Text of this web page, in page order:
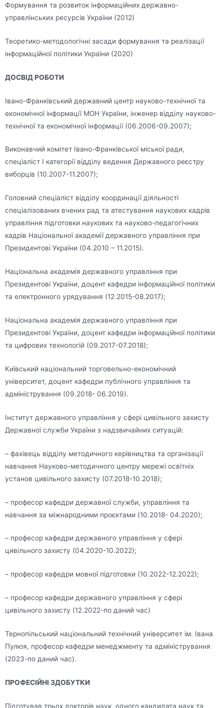
Формування та розвиток інформаційних державно-
управлінських ресурсів України (2012)
Теоретико-методологічні засади формування та реалізації
інформаційної політики України (2020)
ДОСВІД РОБОТИ
Івано-Франківський державний центр науково-технічної та
економічної інформації МОН України, інженер відділу науково-
технічної та економічної інформації (06.2006-09.2007);
Виконавчий комітет Івано-Франківської міської ради,
спеціаліст І категорії відділу ведення Державного реєстру
виборців (10.2007-11.2007);
Головний спеціаліст відділу координації діяльності
спеціалізованих вчених рад та атестування наукових кадрів
управління підготовки наукових та науково-педагогічних
кадрів Національної академії державного управління при
Президентові України (04.2010 – 11.2015).
Національна академія державного управління при
Президентові України, доцент кафедри інформаційної політики
та електронного урядування (12.2015-08.2017);
Національна академія державного управління при
Президентові України, доцент кафедри інформаційної політики
та цифрових технологій (09.2017-07.2018);
Київський національний торговельно-економічний
університет, доцент кафедри публічного управління та
адміністрування (09.2018- 06.2019).
Інститут державного управління у сфері цивільного захисту
Державної служби України з надзвичайних ситуацій:
– фахівець відділу методичного керівництва та організації
навчання Науково-методичного центру мережі освітніх
установ цивільного захисту (07.2018-10.2018);
– професор кафедри державної служби, управління та
навчання за міжнародними проєктами (10.2018- 04.2020);
– професор кафедри державного управління у сфері
цивільного захисту (04.2020-10.2022);
– професор кафедри мовної підготовки (10.2022-12.2022);
– професор кафедри державного управління у сфері
цивільного захисту (12.2022-по даний час)
Тернопільський національний технічний університет ім. Івана
Пулюя, професор кафедри менеджменту та адміністрування
(2023-по даний час).
ПРОФЕСІЙНІ ЗДОБУТКИ
Підготував трьох докторів наук, одного кандидата наук та